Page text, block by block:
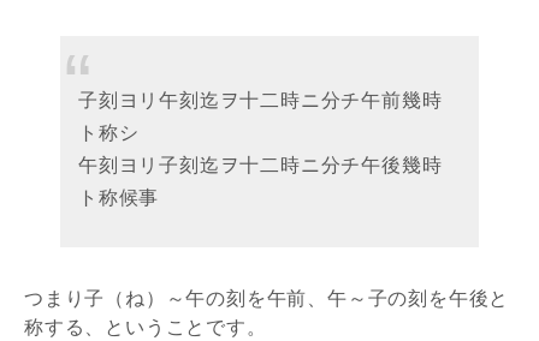
子刻ヨリ午刻迄ヲ十二時ニ分チ午前幾時
ト称シ
午刻ヨリ子刻迄ヲ十二時ニ分チ午後幾時
ト称候事
つまり子（ね）～午の刻を午前、午～子の刻を午後と
称する、ということです。